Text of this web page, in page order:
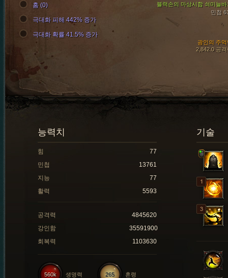
블랙손의 마상시합 쇠미늘바
민첩
광인의 주먹
2,842.0 공격
홈 (0)
극대화 피해 442% 증가
극대화 확률 41.5% 증가
기술
능력치
힘
77
민첩
13761
지능
77
활력
5593
공격력
4845620
강인함
35591900
회복력
1103630
265 혼령
560k 생명력